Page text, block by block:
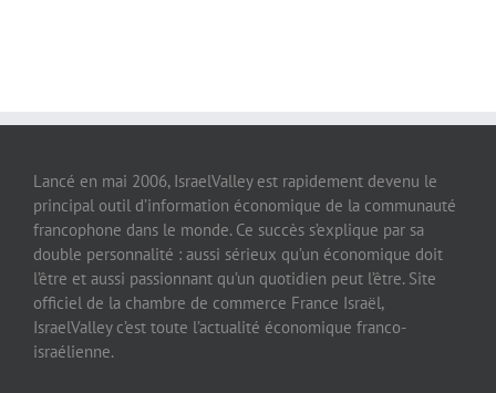
Lancé en mai 2006, IsraelValley est rapidement devenu le
principal outil d’information économique de la communauté
francophone dans le monde. Ce succès s’explique par sa
double personnalité : aussi sérieux qu’un économique doit
l’être et aussi passionnant qu’un quotidien peut l’être. Site
officiel de la chambre de commerce France Israël,
IsraelValley c’est toute l’actualité économique franco-
israélienne.